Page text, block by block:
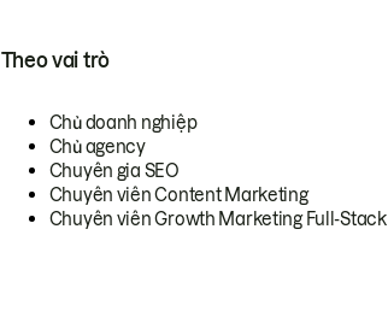
Theo vai trò
Chủ doanh nghiệp
Chủ agency
Chuyên gia SEO
Chuyên viên Content Marketing
Chuyên viên Growth Marketing Full-Stack